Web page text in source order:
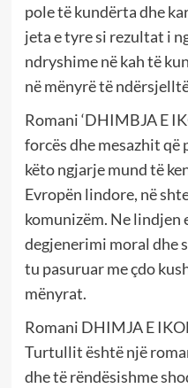
pole të kundërta dhe
jeta e tyre si rezultat i
ndryshime në kah të
në mënyrë të
Romani ‘DHIMBJA E
forcës dhe mesazhit që
këto ngjarje mund të
Evropën lindore, në
komunizëm. Ne lindjen
degjenerimi moral dhe
tu pasuruar me çdo
mënyrat.
Romani DHIMJA E
Turtullit është një
dhe të rëndësishme